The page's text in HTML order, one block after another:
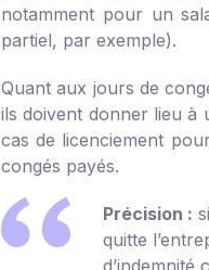
notamment pour un
partiel, par exemple).
Quant aux jours de
ils doivent donner lieu à
cas de licenciement
congés payés.
Précision :
quitte
d’indemnité